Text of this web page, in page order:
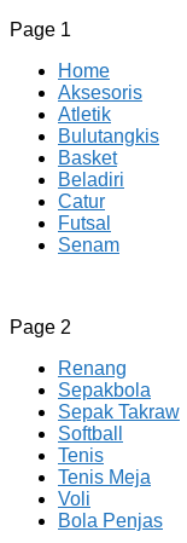
Page 1
Home
Aksesoris
Atletik
Bulutangkis
Basket
Beladiri
Catur
Futsal
Senam
CV JAYA BERSAMA
Menyediakan
Page 2
Renang
Sepakbola
Sepak Takraw
Softball
Tenis
Tenis Meja
Voli
Bola Penjas